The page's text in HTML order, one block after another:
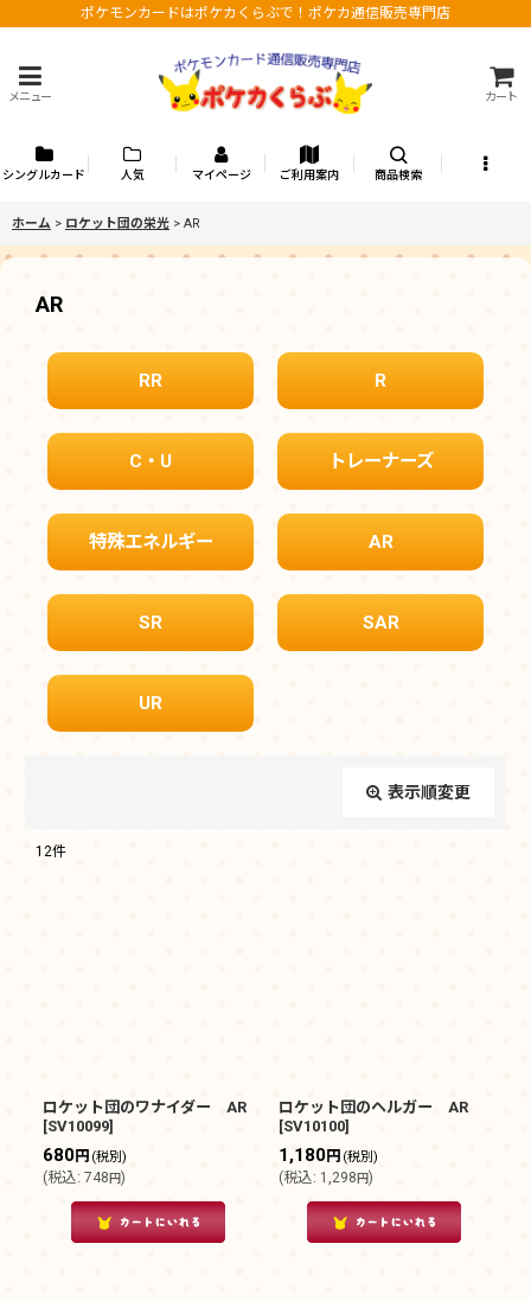
ポケモンカードはポケカくらぶで！ポケカ通信販売専門店
メニュー カート
シングルカード 人気 マイページ ご利用案内 商品検索
ホーム > ロケット団の栄光 > AR
AR
RR R
C・U トレーナーズ
特殊エネルギー AR
SR SAR
UR
表示順変更
12件
ロケット団のワナイダー AR
[SV10099]
680円 (税別)
(税込: 748円)
ロケット団のヘルガー AR
[SV10100]
1,180円 (税別)
(税込: 1,298円)